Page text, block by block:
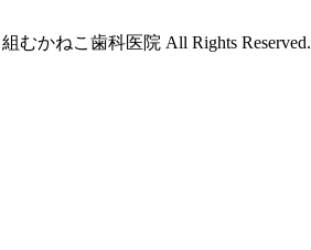
むかねこ歯科医院 All Rights Reserved.